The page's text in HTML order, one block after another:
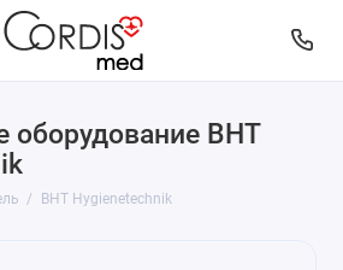
оборудование BHT
BHT Hygienetechnik